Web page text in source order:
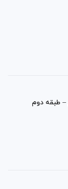
– طبقه دوم